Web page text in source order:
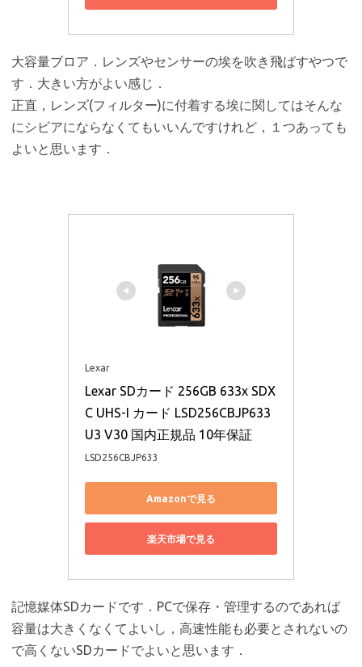
大容量ブロア．レンズやセンサーの埃を吹き飛ばすやつで
す．大きい方がよい感じ．
正直，レンズ(フィルター)に付着する埃に関してはそんな
にシビアにならなくてもいいんですけれど，１つあっても
よいと思います．
Lexar
Lexar SDカード 256GB 633x SDX
C UHS-I カード LSD256CBJP633
U3 V30 国内正規品 10年保証
LSD256CBJP633
Amazonで見る
楽天市場で見る
記憶媒体SDカードです．PCで保存・管理するのであれば
容量は大きくなくてよいし，高速性能も必要とされないの
で高くないSDカードでよいと思います．